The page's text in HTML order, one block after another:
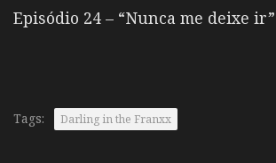
Episódio 24 – “Nunca me deixe ir”
Tags: Darling in the Franxx